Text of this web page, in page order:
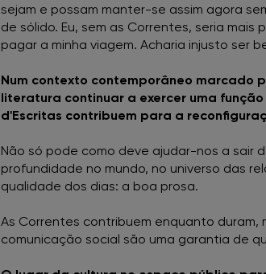
sejam e possam manter-se assim agora
de sólido. Eu, sem as Correntes, seria
pagar a minha viagem. Acharia injusto ser
Num contexto contemporâneo
literatura continuar a exercer uma
d'Escritas contribuem para a
Não só pode como deve ajudar-nos a sair
profundidade no mundo, no universo das
qualidade dos dias: a boa prosa.
As Correntes contribuem enquanto duram,
comunicação social são uma garantia de